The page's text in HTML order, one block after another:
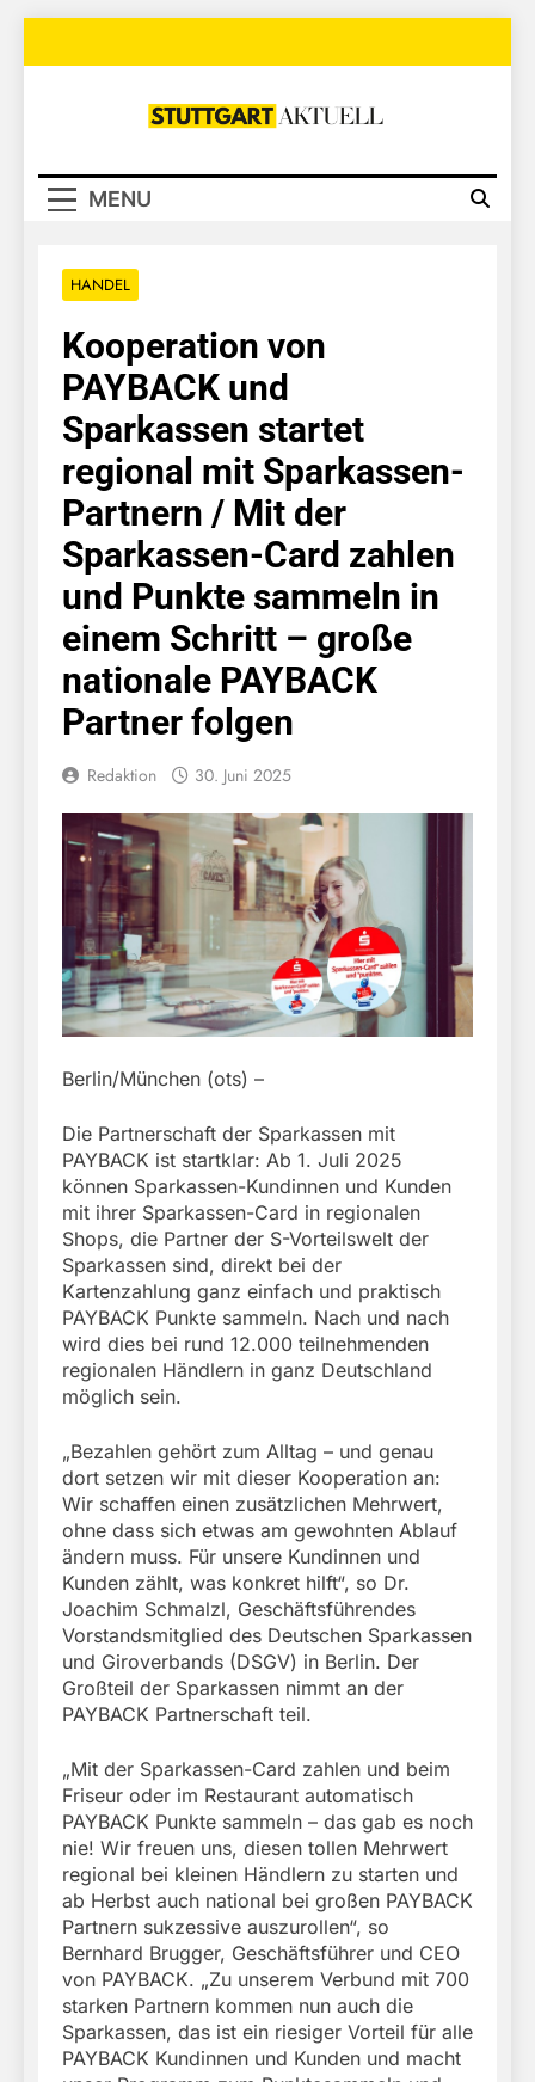
Stuttgart
MENU
HANDEL
Kooperation von
PAYBACK und
Sparkassen startet
regional mit Sparkassen-
Partnern / Mit der
Sparkassen-Card zahlen
und Punkte sammeln in
einem Schritt – große
nationale PAYBACK
Partner folgen
Redaktion 30. Juni 2025
Berlin/München (ots) –
Die Partnerschaft der Sparkassen mit
PAYBACK ist startklar: Ab 1. Juli 2025
können Sparkassen-Kundinnen und Kunden
mit ihrer Sparkassen-Card in regionalen
Shops, die Partner der S-Vorteilswelt der
Sparkassen sind, direkt bei der
Kartenzahlung ganz einfach und praktisch
PAYBACK Punkte sammeln. Nach und nach
wird dies bei rund 12.000 teilnehmenden
regionalen Händlern in ganz Deutschland
möglich sein.
„Bezahlen gehört zum Alltag – und genau
dort setzen wir mit dieser Kooperation an:
Wir schaffen einen zusätzlichen Mehrwert,
ohne dass sich etwas am gewohnten Ablauf
ändern muss. Für unsere Kundinnen und
Kunden zählt, was konkret hilft“, so Dr.
Joachim Schmalzl, Geschäftsführendes
Vorstandsmitglied des Deutschen Sparkassen
und Giroverbands (DSGV) in Berlin. Der
Großteil der Sparkassen nimmt an der
PAYBACK Partnerschaft teil.
„Mit der Sparkassen-Card zahlen und beim
Friseur oder im Restaurant automatisch
PAYBACK Punkte sammeln – das gab es noch
nie! Wir freuen uns, diesen tollen Mehrwert
regional bei kleinen Händlern zu starten und
ab Herbst auch national bei großen PAYBACK
Partnern sukzessive auszurollen“, so
Bernhard Brugger, Geschäftsführer und CEO
von PAYBACK. „Zu unserem Verbund mit 700
starken Partnern kommen nun auch die
Sparkassen, das ist ein riesiger Vorteil für alle
PAYBACK Kundinnen und Kunden und macht